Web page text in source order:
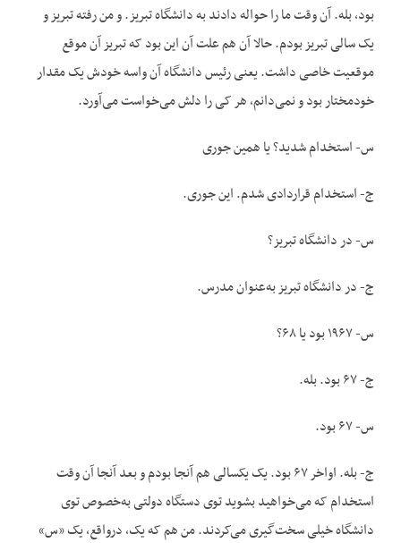
بود، بله. آن وقت ما را حواله دادند به دانشگاه تبریز. و من رفته تبریز و
یک سالی تبریز بودم. حالا آن هم علت آن این بود که تبریز آن موقع
موقعیت خاصی داشت. یعنی رئیس دانشگاه آن واسه خودش یک مقدار
خودمختار بود و نمی‌دانم، هر کی را دلش می‌خواست می‌آورد.
س- استخدام شدید؟ یا همین جوری
ج- استخدام قراردادی شدم. این جوری.
س- در دانشگاه تبریز؟
ج- در دانشگاه تبریز به‌عنوان مدرس.
س- ۱۹۶۷ بود یا ۶۸؟
ج- ۶۷ بود. بله.
س- ۶۷ بود.
ج- بله. اواخر ۶۷ بود. یک یکسالی هم آنجا بودم و بعد آنجا آن وقت
استخدام که می‌خواهید بشوید توی دستگاه دولتی‌ به‌خصوص توی
دانشگاه خیلی سخت‌گیری می‌کردند. من هم که یک، درواقع، یک «س»